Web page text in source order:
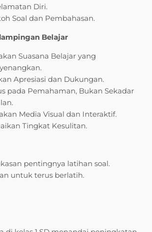
Diri.
Soal dan Pembahasan.
Belajar
Suasana Belajar yang
Apresiasi dan Dukungan.
pada Pemahaman, Bukan Sekadar
Media Visual dan Interaktif.
Tingkat Kesulitan.
pentingnya latihan soal.
untuk terus berlatih.